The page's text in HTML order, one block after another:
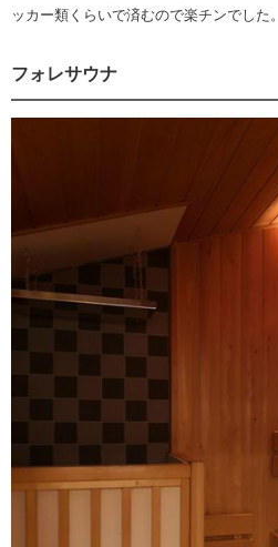
ッカー類くらいで済むので楽チンでした。
フォレサウナ